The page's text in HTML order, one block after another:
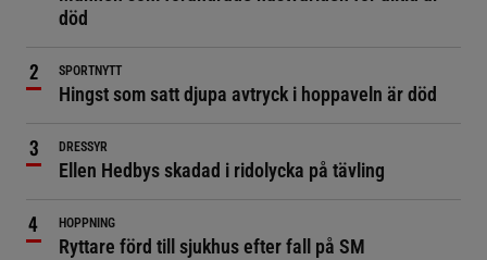
död
SPORTNYTT
Hingst som satt djupa avtryck i hoppaveln är död
DRESSYR
Ellen Hedbys skadad i ridolycka på tävling
HOPPNING
Ryttare förd till sjukhus efter fall på SM